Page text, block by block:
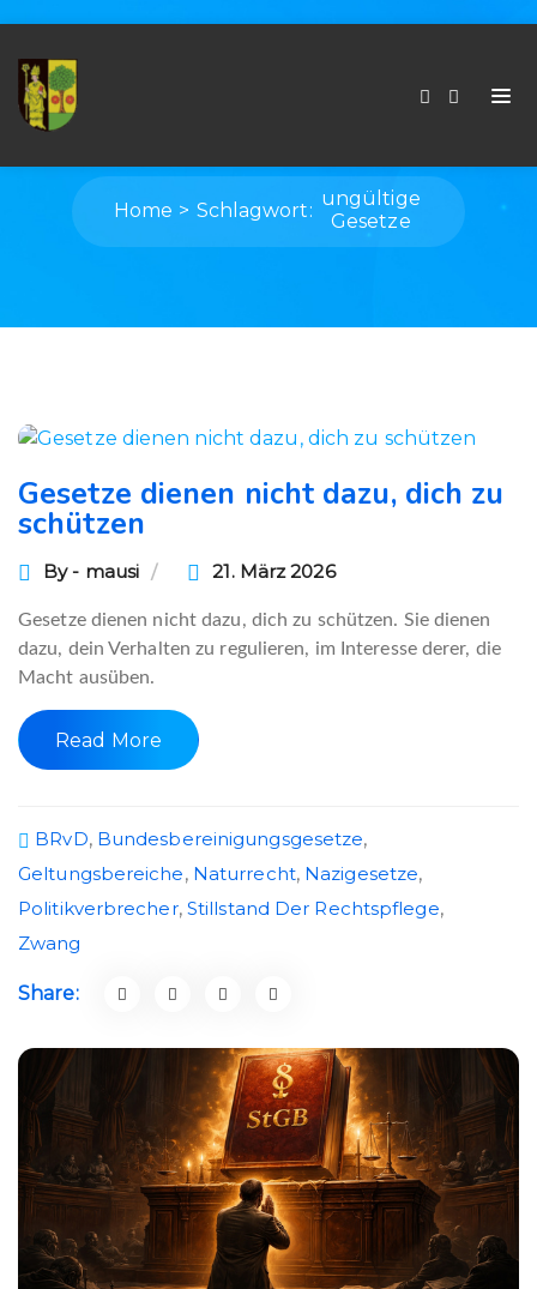
Schlagwort:
Home Schlagwort: ungültige
Gesetze
Gesetze dienen nicht dazu, dich zu
schützen
By - mausi 21. März 2026
Gesetze dienen nicht dazu, dich zu schützen. Sie dienen
dazu, dein Verhalten zu regulieren, im Interesse derer, die
Macht ausüben.
Read More
BRvD, Bundesbereinigungsgesetze,
Geltungsbereiche, Naturrecht, Nazigesetze,
Politikverbrecher, Stillstand Der Rechtspflege,
Zwang
Share: